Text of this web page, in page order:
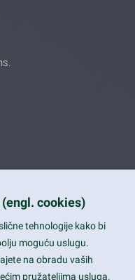
cookies)
tehnologije kako bi
moguću uslugu.
na obradu vaših
pružateljima usluga.